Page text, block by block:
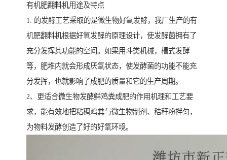
有机肥翻料机用途及特点
1. 的发酵工艺采取的是微生物好氧发酵，我厂生产的有
机肥翻料机根据好氧发酵的原理设计，使发酵菌拥有了
充分发挥其功能的空间。如果用斗类机械，槽式发酵
等，肥堆内就会形成厌氧状态，使发酵菌的功能不能充
分发挥，也就影响了成肥的质量和它的生产周期。
2、更适合微生物发酵鲜鸡粪成肥的作用机理和工艺要
求，能有效地把粘稠鸡粪与微生物制剂、秸秆粉拌匀，
为物料发酵创造了好的好氧环境。